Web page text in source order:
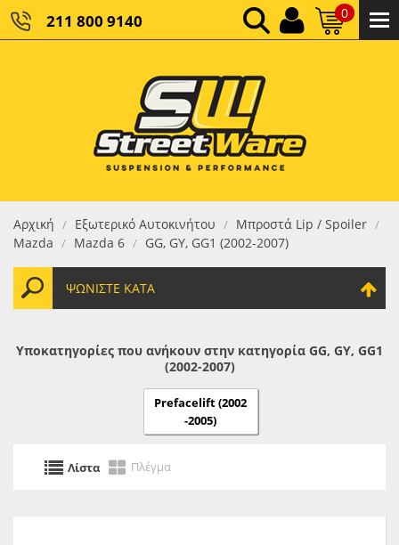
211 800 9140 0
ΚΑΘΑΡΌ ΣΎΝΟΛΟ:
ΤΕΛΙΚΌ ΣΎΝΟΛΟ:0,00 €
Αρχική / Εξωτερικό Αυτοκινήτου / Μπροστά Lip / Spoiler /
Mazda / Mazda 6 / GG, GY, GG1 (2002-2007)
ΨΩΝΊΣΤΕ ΚΑΤΆ
Υποκατηγορίες που ανήκουν στην κατηγορία GG, GY, GG1
(2002-2007)
Prefacelift (2002
-2005)
Λίστα Πλέγμα